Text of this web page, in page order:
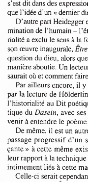
s’est dit dans des
que l’idée d’un « dernier
D’autre part
mination de l’humain -
rialité a exclu le sens à
son œuvre inaugurale,
question du dieu, alors
manière aboutie. Un
saurait où et comment
Par ailleurs encore, il
par la lecture de
l’historialité au Dit
tique du Dasein, avec
venir à entendre le
De même, il est un
passage progressif
çante » à cette même
leur rapport à la
intimement liés à cette
Celle-ci serait